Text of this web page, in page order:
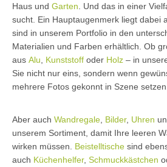
Haus und Garten . Und das in einer
sucht. Ein Hauptaugenmerk liegt dabei
sind in unserem Portfolio in den
Materialien und Farben erhältlich. Ob
aus Alu Kunststoff oder Holz – in
Sie nicht nur eins, sondern wenn
mehrere Fotos gekonnt in Szene setzen.
Aber auch Wandregale Bilder, Uhren
unserem Sortiment, damit Ihre leeren
wirken müssen. Beistelltische sind
auch Küchenhelfer, Schmuckkästchen